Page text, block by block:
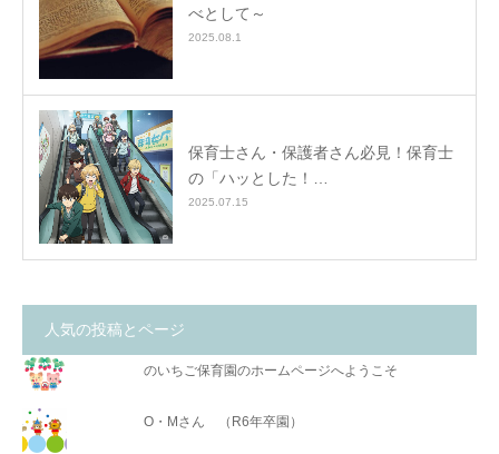
べとして～
2025.08.1
保育士さん・保護者さん必見！保育士
の「ハッとした！…
2025.07.15
人気の投稿とページ
のいちご保育園のホームページへようこそ
O・Mさん （R6年卒園）